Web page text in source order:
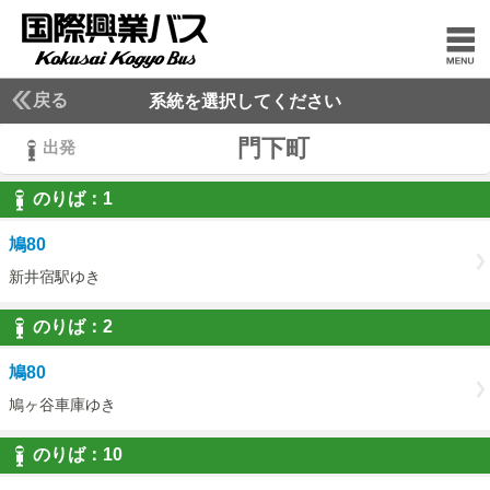
戻る 系統を選択してください
出発 門下町
のりば： 1
1
鳩80
新井宿駅ゆき
のりば： 2
2
鳩80
鳩ヶ谷車庫ゆき
のりば： 10
10